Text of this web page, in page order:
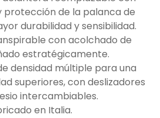
protección de la palanca de
durabilidad y sensibilidad.
con acolchado de
estratégicamente.
densidad múltiple para una
superiores, con deslizadores
intercambiables.
en Italia.